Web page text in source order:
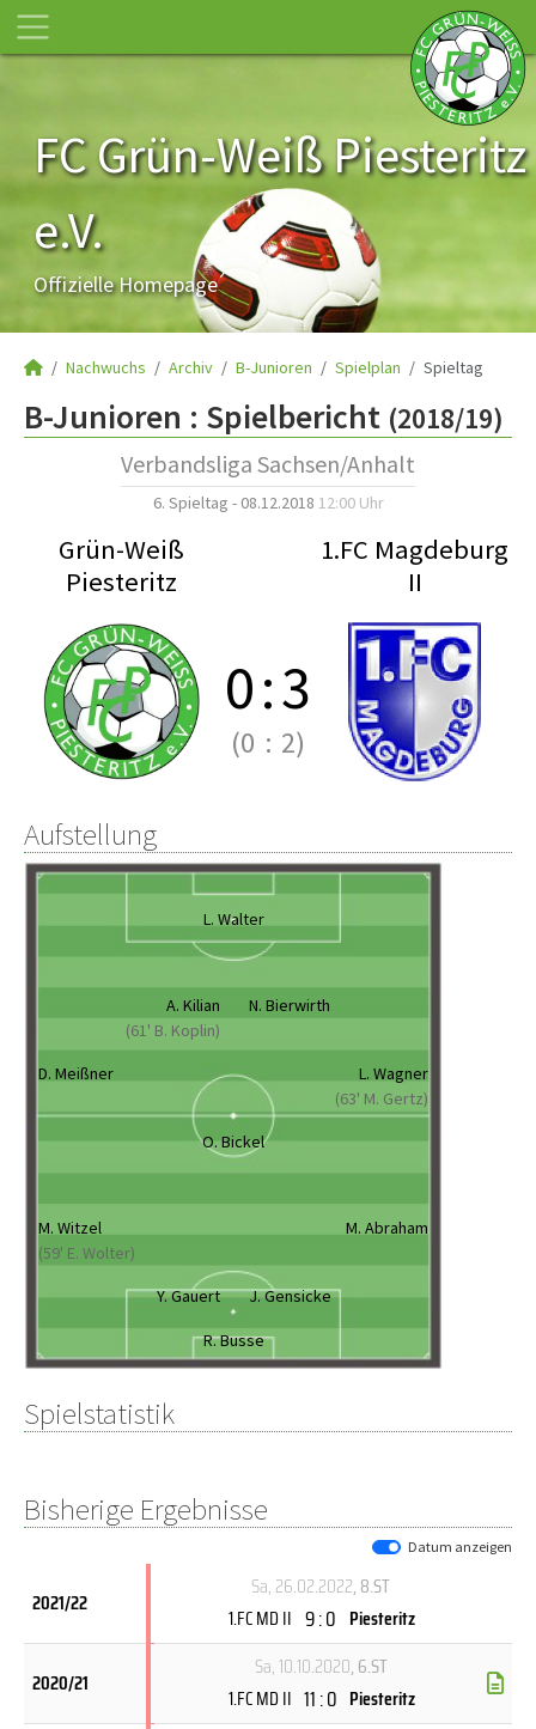
FC Grün-Weiß Piesteritz
e.V.
Offizielle Homepage
Nachwuchs Archiv B-Junioren Spielplan Spieltag
B-Junioren : Spielbericht (2018/19)
Verbandsliga Sachsen/Anhalt
6. Spieltag - 08.12.2018 12:00 Uhr
Grün-Weiß
Piesteritz
1.FC Magdeburg
II
0:3
(0 : 2)
Aufstellung
L. Walter
A. Kilian
(61' B. Koplin)
N. Bierwirth
D. Meißner
L. Wagner
(63' M. Gertz)
O. Bickel
M. Witzel
(59' E. Wolter)
M. Abraham
Y. Gauert J. Gensicke
R. Busse
Spielstatistik
Bisherige Ergebnisse
Datum anzeigen
2021/22
Sa, 26.02.2022, 8.ST
1.FC MD II 9 : 0 Piesteritz
2020/21
Sa, 10.10.2020, 6.ST
1.FC MD II 11 : 0 Piesteritz